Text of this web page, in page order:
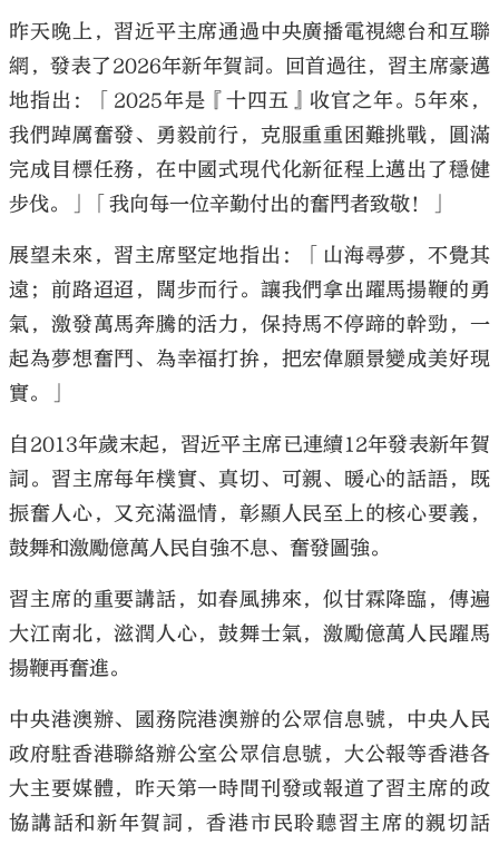
昨天晚上，習近平主席通過中央廣播電視總台和互聯
網，發表了2026年新年賀詞。回首過往，習主席豪邁
地指出：「2025年是『十四五』收官之年。5年來，
我們踔厲奮發、勇毅前行，克服重重困難挑戰，圓滿
完成目標任務，在中國式現代化新征程上邁出了穩健
步伐。」「我向每一位辛勤付出的奮鬥者致敬！」
展望未來，習主席堅定地指出：「山海尋夢，不覺其
遠；前路迢迢，闊步而行。讓我們拿出躍馬揚鞭的勇
氣，激發萬馬奔騰的活力，保持馬不停蹄的幹勁，一
起為夢想奮鬥、為幸福打拚，把宏偉願景變成美好現
實。」
自2013年歲末起，習近平主席已連續12年發表新年賀
詞。習主席每年樸實、真切、可親、暖心的話語，既
振奮人心，又充滿溫情，彰顯人民至上的核心要義，
鼓舞和激勵億萬人民自強不息、奮發圖強。
習主席的重要講話，如春風拂來，似甘霖降臨，傳遍
大江南北，滋潤人心，鼓舞士氣，激勵億萬人民躍馬
揚鞭再奮進。
中央港澳辦、國務院港澳辦的公眾信息號，中央人民
政府駐香港聯絡辦公室公眾信息號，大公報等香港各
大主要媒體，昨天第一時間刊發或報道了習主席的政
協講話和新年賀詞，香港市民聆聽習主席的親切話